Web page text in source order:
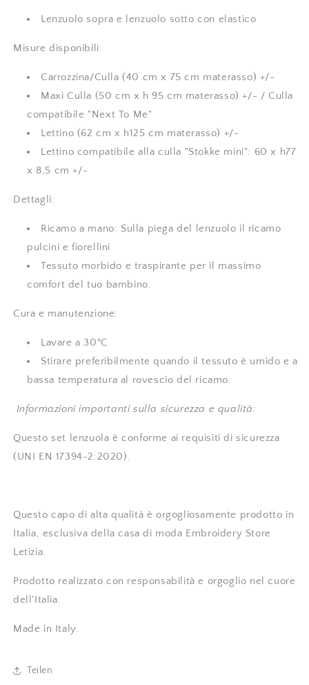
Lenzuolo sopra e lenzuolo sotto con elastico
Misure disponibili:
Carrozzina/Culla (40 cm x 75 cm materasso) +/-
Maxi Culla (50 cm x h 95 cm materasso) +/- / Culla
compatibile "Next To Me"
Lettino (62 cm x h125 cm materasso) +/-
Lettino compatibile alla culla "Stokke mini": 60 x h77
x 8,5 cm +/-
Dettagli:
Ricamo a mano: Sulla piega del lenzuolo il ricamo
pulcini e fiorellini
Tessuto morbido e traspirante per il massimo
comfort del tuo bambino.
Cura e manutenzione:
Lavare a 30°C
Stirare preferibilmente quando il tessuto è umido e a
bassa temperatura al rovescio del ricamo.
Informazioni importanti sulla sicurezza e qualità:
Questo set lenzuola è conforme ai requisiti di sicurezza
(UNI EN 17394-2:2020).
Questo capo di alta qualità è orgogliosamente prodotto in
Italia, esclusiva della casa di moda Embroidery Store
Letizia.
Prodotto realizzato con responsabilità e orgoglio nel cuore
dell'Italia.
Made in Italy.
Teilen